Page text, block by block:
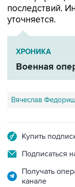
последствий.
уточняется.
ХРОНИКА
Военная
Вячеслав
Купить
Подписаться
Получать
канале